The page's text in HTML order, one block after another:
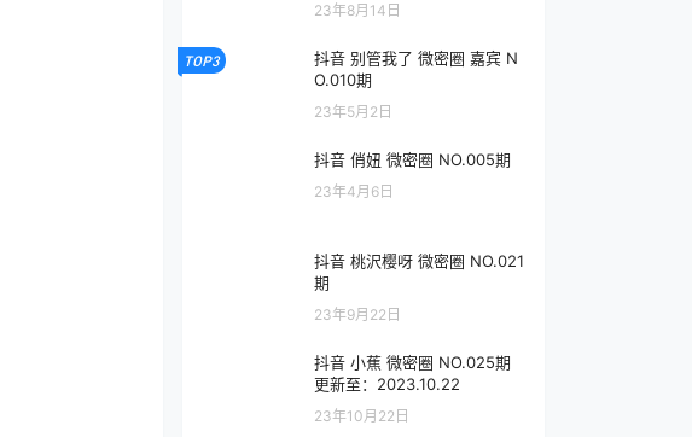
23年8月14日
TOP3
抖音 别管我了 微密圈 嘉宾 N
O.010期
23年5月2日
抖音 俏妞 微密圈 NO.005期
23年4月6日
抖音 桃沢樱呀 微密圈 NO.021
期
23年9月22日
抖音 小蕉 微密圈 NO.025期
更新至：2023.10.22
23年10月22日